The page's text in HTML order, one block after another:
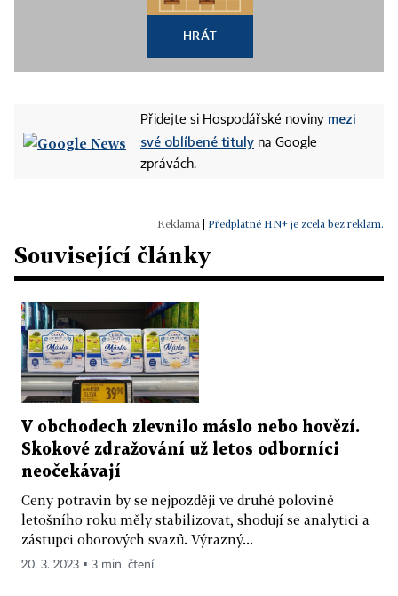
HRÁT
Přidejte si Hospodářské noviny mezi
své oblíbené tituly na Google
zprávách.
Předplatné HN+ je zcela bez reklam.
Související články
V obchodech zlevnilo máslo nebo hovězí.
Skokové zdražování už letos odborníci
neočekávají
Ceny potravin by se nejpozději ve druhé polovině
letošního roku měly stabilizovat, shodují se analytici a
zástupci oborových svazů. Výrazný...
20. 3. 2023 ▪ 3 min. čtení